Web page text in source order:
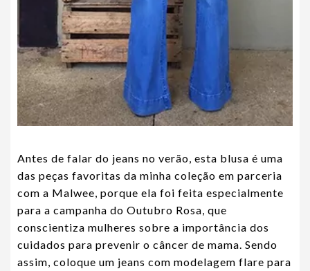
Antes de falar do jeans no verão, esta blusa é uma
das peças favoritas da minha coleção em parceria
com a Malwee, porque ela foi feita especialmente
para a campanha do Outubro Rosa, que
conscientiza mulheres sobre a importância dos
cuidados para prevenir o câncer de mama. Sendo
assim, coloque um jeans com modelagem flare para